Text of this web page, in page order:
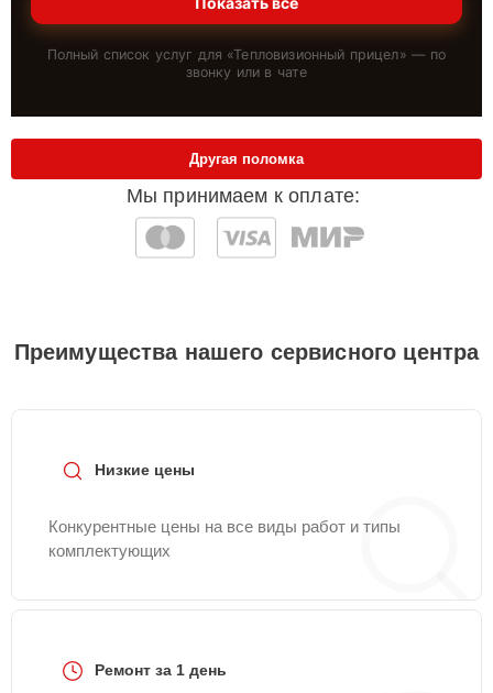
Полный список услуг для «Тепловизионный прицел» — по
звонку или в чате
Мы принимаем к оплате:
Другая поломка
Преимущества нашего сервисного центра
Низкие цены
Конкурентные цены на все виды работ и типы
комплектующих
Ремонт за 1 день